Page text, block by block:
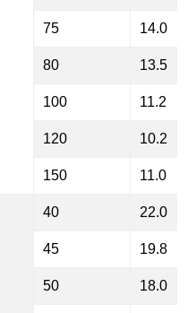
75 14.0
80 13.5
100 11.2
120 10.2
150 11.0
40 22.0
45 19.8
50 18.0